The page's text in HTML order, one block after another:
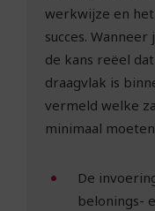
werkwijze en
succes.
de kans reëel
draagvlak is
vermeld welke
minimaal
De
belonings-